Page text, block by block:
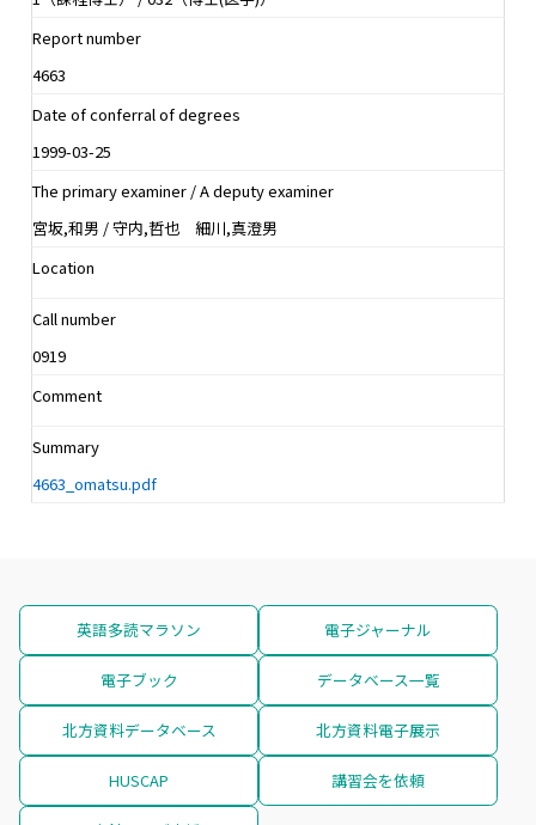
Report number
4663
Date of conferral of degrees
1999-03-25
The primary examiner / A deputy examiner
宮坂,和男 / 守内,哲也 細川,真澄男
Location
Call number
0919
Comment
Summary
4663_omatsu.pdf
英語多読マラソン 電子ジャーナル
電子ブック データベース一覧
北方資料データベース 北方資料電子展示
HUSCAP 講習会を依頼